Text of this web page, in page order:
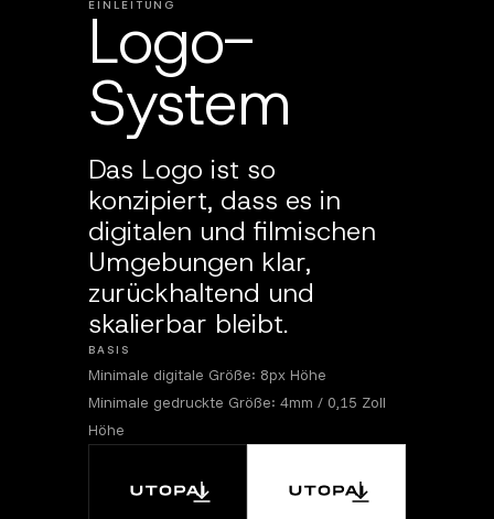
EINLEITUNG
Logo-
System
Das Logo ist so
konzipiert, dass es in
digitalen und filmischen
Umgebungen klar,
zurückhaltend und
skalierbar bleibt.
BASIS
Minimale digitale Größe: 8px Höhe
Minimale gedruckte Größe: 4mm / 0,15 Zoll
Höhe